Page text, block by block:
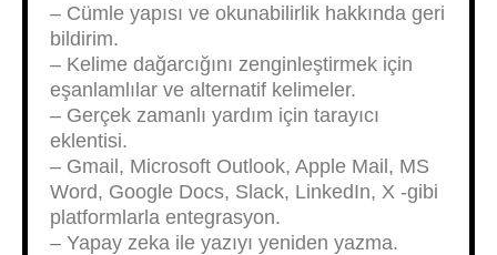
– Cümle yapısı ve okunabilirlik hakkında geri
bildirim.
– Kelime dağarcığını zenginleştirmek için
eşanlamlılar ve alternatif kelimeler.
– Gerçek zamanlı yardım için tarayıcı
eklentisi.
– Gmail, Microsoft Outlook, Apple Mail, MS
Word, Google Docs, Slack, LinkedIn, X -gibi
platformlarla entegrasyon.
– Yapay zeka ile yazıyı yeniden yazma.